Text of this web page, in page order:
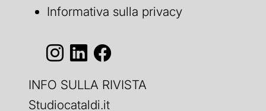
Informativa sulla privacy
INFO SULLA RIVISTA
Studiocataldi.it